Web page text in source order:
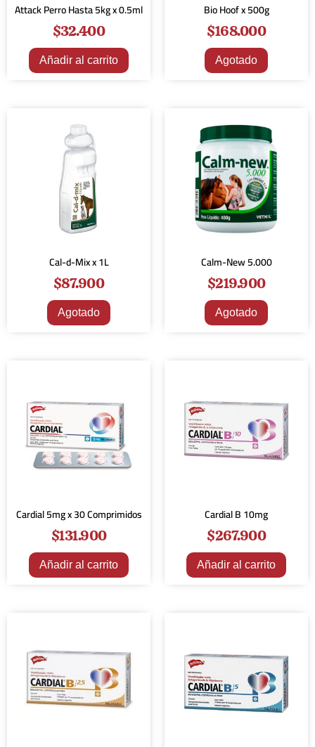
Attack Perro Hasta 5kg x 0.5ml
$32.400
Añadir al carrito
Bio Hoof x 500g
$168.000
Agotado
Cal-d-Mix x 1L
$87.900
Agotado
Calm-New 5.000
$219.900
Agotado
Cardial 5mg x 30 Comprimidos
$131.900
Añadir al carrito
Cardial B 10mg
$267.900
Añadir al carrito